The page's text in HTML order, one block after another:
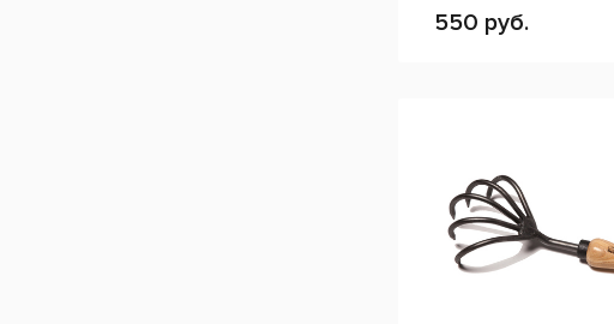
550 руб.